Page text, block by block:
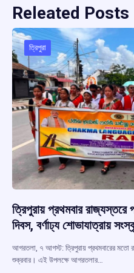
Releated Posts
ত্রিপুরা
ত্রিপুরায় প্রথমবার রাজ্যস্তরে
দিবস, বর্ণাঢ্য শোভাযাত্রায়
আগরতলা, ৭ আগস্ট: ত্রিপুরায় প্রথমবারের মতো
শুক্রবার। এই উপলক্ষে আগরতলার…